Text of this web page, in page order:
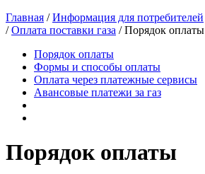
Главная /Информация для потребителей
/Оплата поставки газа / Порядок оплаты
Порядок оплаты
Формы и способы оплаты
Оплата через платежные сервисы
Авансовые платежи за газ
Порядок оплаты